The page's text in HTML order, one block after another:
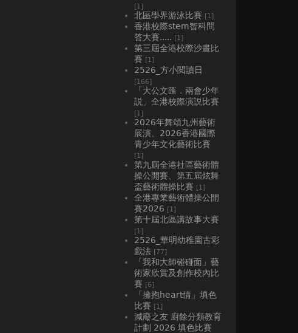
[1]
北區學界游泳比賽 [1]
香港校際stem智科問
答大賽..... [1]
第三屆全港校際沙畫比
賽 [1]
2526_方小閲讀日
[166]
「大公文匯．兩會少年
説」全港校際演説比賽
[1]
2026年舞頌九州藝術
展演、2026香港國際
青少年文化藝術比賽
[1]
第九屆全港社區藝術體
操公開賽、第五屆炫舞
盃藝術體操比賽 [1]
全港專業藝術體操公開
賽2026 [1]
第十屆北區講故事大賽
[1]
2526_華明幼稚園古彩
戲法 [77]
「我和大師碰碰面」藝
術家欣賞及創作校內比
賽 [6]
「擁抱heart情」填色
比賽 [1]
減廢之友 廚餘分類教育
計劃 2026 填色比賽